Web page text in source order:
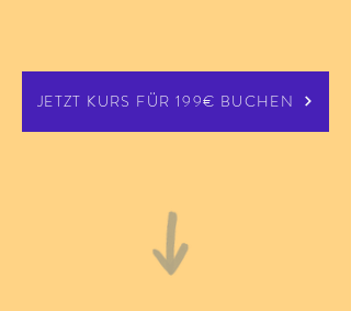
JETZT KURS FÜR 199€ BUCHEN